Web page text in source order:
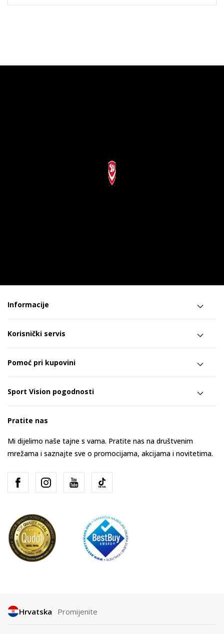
Informacije
Korisnički servis
Pomoć pri kupovini
Sport Vision pogodnosti
Pratite nas
Mi dijelimo naše tajne s vama. Pratite nas na društvenim
mrežama i saznajte sve o promocijama, akcijama i novitetima.
Hrvatska Promijenite